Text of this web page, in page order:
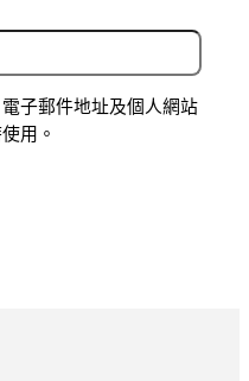
子郵件地址及個人網站
用。